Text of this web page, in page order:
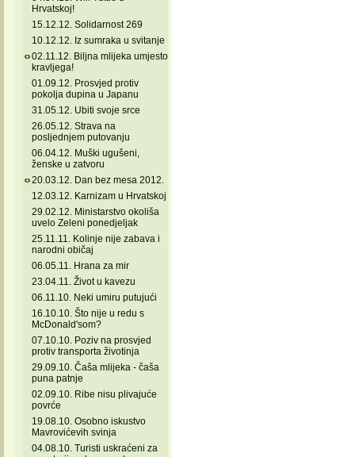
Hrvatskoj!
15.12.12. Solidarnost 269
10.12.12. Iz sumraka u svitanje
02.11.12. Biljna mlijeka umjesto
kravljega!
01.09.12. Prosvjed protiv
pokolja dupina u Japanu
31.05.12. Ubiti svoje srce
26.05.12. Strava na
posljednjem putovanju
06.04.12. Muški ugušeni,
ženske u zatvoru
20.03.12. Dan bez mesa 2012.
12.03.12. Karnizam u Hrvatskoj
29.02.12. Ministarstvo okoliša
uvelo Zeleni ponedjeljak
25.11.11. Kolinje nije zabava i
narodni običaj
06.05.11. Hrana za mir
23.04.11. Život u kavezu
06.11.10. Neki umiru putujući
16.10.10. Što nije u redu s
McDonald'som?
07.10.10. Poziv na prosvjed
protiv transporta životinja
29.09.10. Čaša mlijeka - čaša
puna patnje
02.09.10. Ribe nisu plivajuće
povrće
19.08.10. Osobno iskustvo
Mavrovićevih svinja
04.08.10. Turisti uskraćeni za